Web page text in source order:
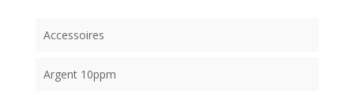
Accessoires
Argent 10ppm